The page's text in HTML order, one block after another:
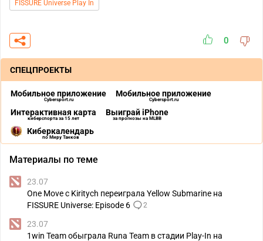
FISSURE Universe Play In
0
СПЕЦПРОЕКТЫ
Мобильное приложение
Cybersport.ru
Мобильное приложение
Cybersport.ru
Интерактивная карта
киберспорта за 15 лет
Выиграй iPhone
за прогнозы на MLBB
Киберкалендарь
по Миру Танков
Материалы по теме
23.07
One Move с Kiritych переиграла Yellow Submarine на
FISSURE Universe: Episode 6
2
23.07
1win Team обыграла Runa Team в стадии Play-In на